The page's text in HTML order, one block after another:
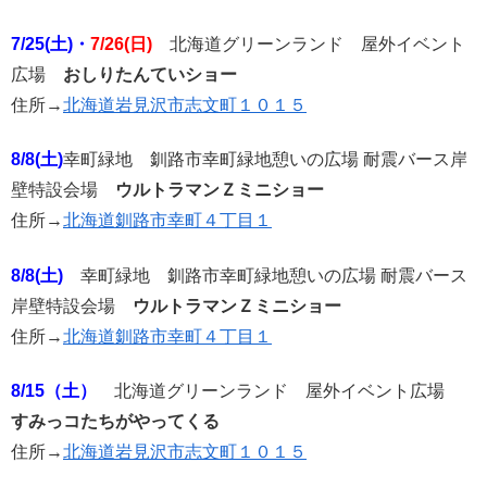
7/25(土)・ 7/26(日) 北海道グリーンランド 屋外イベント
広場 おしりたんていショー
住所→北海道岩見沢市志文町１０１５
8/8(土)幸町緑地 釧路市幸町緑地憩いの広場 耐震バース岸
壁特設会場
ウルトラマンＺミニショー
住所→北海道釧路市幸町４丁目１
8/8(土) 幸町緑地 釧路市幸町緑地憩いの広場 耐震バース
岸壁特設会場
ウルトラマンＺミニショー
住所→北海道釧路市幸町４丁目１
8/15（土） 北海道グリーンランド 屋外イベント広場
すみっコたちがやってくる
住所→北海道岩見沢市志文町１０１５